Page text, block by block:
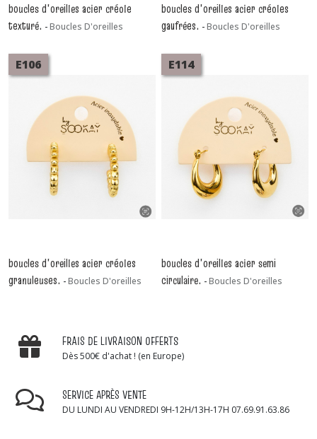
boucles d'oreilles acier créole
texturé. -Boucles D'oreilles
boucles d'oreilles acier créoles
gaufrées. -Boucles D'oreilles
E106
boucles d'oreilles acier créoles
granuleuses. -Boucles D'oreilles
E114
boucles d'oreilles acier semi
circulaire. -Boucles D'oreilles
FRAIS DE LIVRAISON OFFERTS
Dès 500€ d'achat ! (en Europe)
SERVICE APRÈS VENTE
DU LUNDI AU VENDREDI 9H-12H/13H-17H 07.69.91.63.86